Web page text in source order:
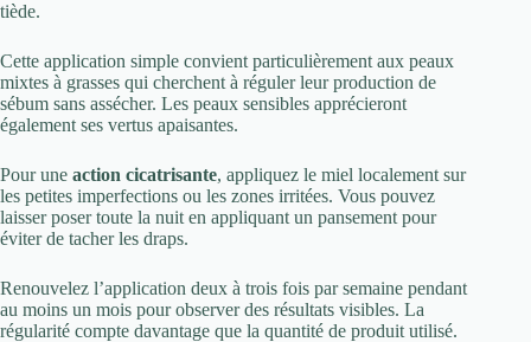
tiède.
Cette application simple convient particulièrement aux peaux
mixtes à grasses qui cherchent à réguler leur production de
sébum sans assécher. Les peaux sensibles apprécieront
également ses vertus apaisantes.
Pour une action cicatrisante, appliquez le miel localement sur
les petites imperfections ou les zones irritées. Vous pouvez
laisser poser toute la nuit en appliquant un pansement pour
éviter de tacher les draps.
Renouvelez l’application deux à trois fois par semaine pendant
au moins un mois pour observer des résultats visibles. La
régularité compte davantage que la quantité de produit utilisé.